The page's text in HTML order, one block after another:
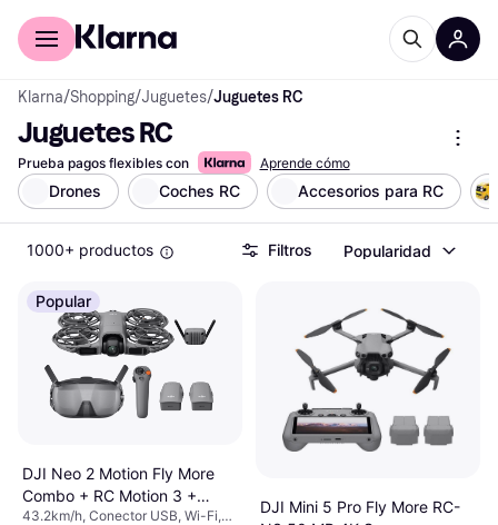
Comprar con Klarna
Klarna/Shopping/Juguetes/Juguetes RC
Juguetes RC
Prueba pagos flexibles con Aprende cómo
Drones Coches RC Accesorios para RC
1000+ productos Filtros Popularidad
Popular
DJI Neo 2 Motion Fly More
Combo + RC Motion 3 +
Goggles N3
43.2km/h, Conector USB, Wi-Fi,
DJI Mini 5 Pro Fly More RC-